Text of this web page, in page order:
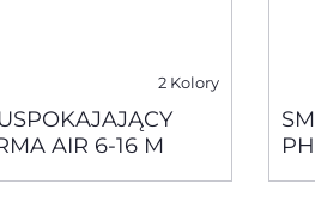
2 Kolory
AIR 6-16 M